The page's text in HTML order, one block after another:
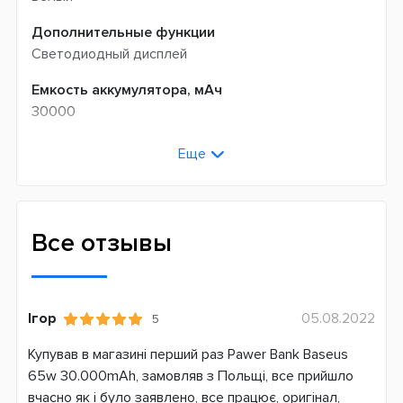
Дополнительные функции
Светодиодный дисплей
Емкость аккумулятора, мАч
30000
Qualcomm Quick Charge 3.0
Power Delivery 3.0
Еще
Все отзывы
Ігор 5
05.08.2022
Купував в магазині перший раз Pawer Bank Baseus
65w 30.000mAh, замовляв з Польщі, все прийшло
вчасно як і було заявлено, все працює, оригінал,